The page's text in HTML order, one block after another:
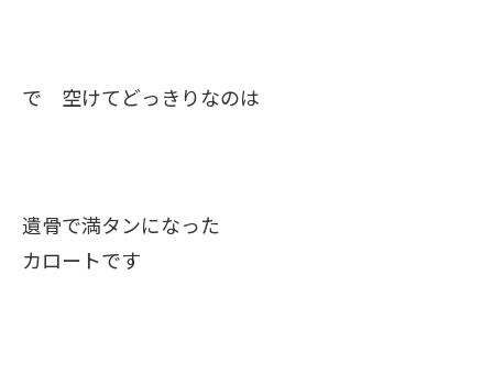
で 空けてどっきりなのは
遺骨で満タンになった
カロートです